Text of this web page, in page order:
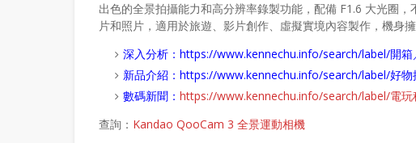
出色的全景拍攝能力和高分辨率錄製功能，配備 F1.6 大光圈
片和照片，適用於旅遊、影片創作、虛擬實境內容製作，機身
深入分析： https://www.kennechu.info/search/label/開箱
新品介紹： https://www.kennechu.info/search/label/好物
數碼新聞： https://www.kennechu.info/search/label/電玩
查詢： Kandao QooCam 3 全景運動相機